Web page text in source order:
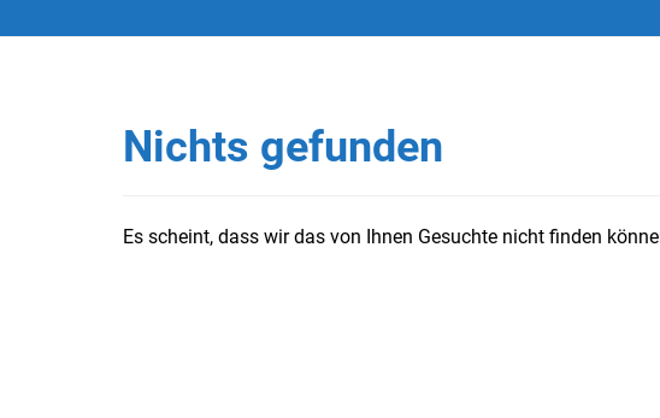
Nichts gefunden
Es scheint, dass wir das von Ihnen Gesuchte nicht finden